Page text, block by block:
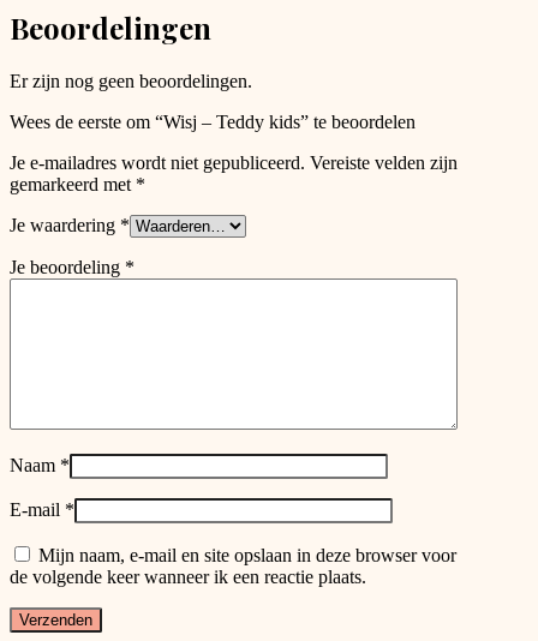
Beoordelingen
Er zijn nog geen beoordelingen.
Wees de eerste om “Wisj – Teddy kids” te beoordelen
Je e-mailadres wordt niet gepubliceerd. Vereiste velden zijn
gemarkeerd met *
Je waardering *
Je beoordeling *
Naam *
E-mail *
Mijn naam, e-mail en site opslaan in deze browser voor
de volgende keer wanneer ik een reactie plaats.